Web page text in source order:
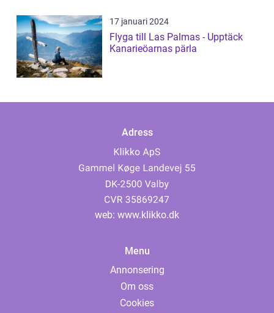
17 januari 2024
Flyga till Las Palmas - Upptäck
Kanarieöarnas pärla
Adress
web: www.klikko.dk
Menu
Annonsering
Om oss
Cookies